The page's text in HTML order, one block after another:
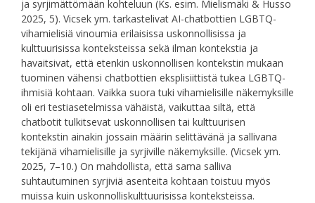
ja syrjimättömään kohteluun (Ks. esim. Mielismäki & Husso
2025, 5). Vicsek ym. tarkastelivat AI-chatbottien LGBTQ-
vihamielisiä vinoumia erilaisissa uskonnollisissa ja
kulttuurisissa konteksteissa sekä ilman kontekstia ja
havaitsivat, että etenkin uskonnollisen kontekstin mukaan
tuominen vähensi chatbottien eksplisiittistä tukea LGBTQ-
ihmisiä kohtaan. Vaikka suora tuki vihamielisille näkemyksille
oli eri testiasetelmissa vähäistä, vaikuttaa siltä, että
chatbotit tulkitsevat uskonnollisen tai kulttuurisen
kontekstin ainakin jossain määrin selittävänä ja sallivana
tekijänä vihamielisille ja syrjiville näkemyksille. (Vicsek ym.
2025, 7–10.) On mahdollista, että sama salliva
suhtautuminen syrjiviä asenteita kohtaan toistuu myös
muissa kuin uskonnolliskulttuurisissa konteksteissa.